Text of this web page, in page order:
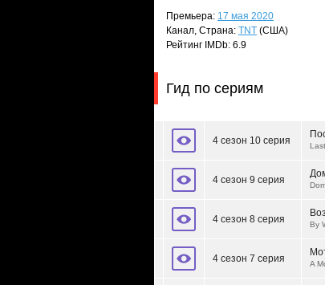
Премьера: 17 мая 2020
Канал, Страна: TNT (США)
Рейтинг IMDb: 6.9
Гид по сериям
4 сезон 10 серия
4 сезон 9 серия
4 сезон 8 серия By
4 сезон 7 серия A